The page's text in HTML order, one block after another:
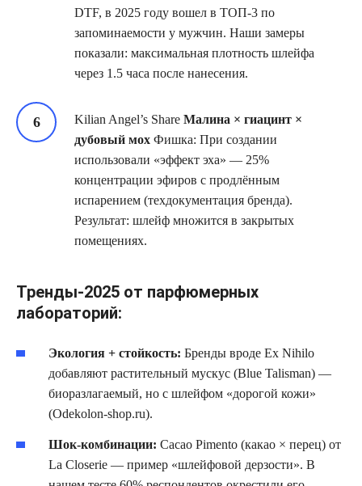
DTF, в 2025 году вошел в ТОП-3 по
запоминаемости у мужчин. Наши замеры
показали: максимальная плотность шлейфа
через 1.5 часа после нанесения.
Kilian Angel’s Share Малина × гиацинт ×
дубовый мох Фишка: При создании
использовали «эффект эха» — 25%
концентрации эфиров с продлённым
испарением (техдокументация бренда).
Результат: шлейф множится в закрытых
помещениях.
Тренды-2025 от парфюмерных
лабораторий:
Экология + стойкость: Бренды вроде Ex Nihilo
добавляют растительный мускус (Blue Talisman) —
биоразлагаемый, но с шлейфом «дорогой кожи»
(Odekolon-shop.ru).
Шок-комбинации: Cacao Pimento (какао × перец) от
La Closerie — пример «шлейфовой дерзости». В